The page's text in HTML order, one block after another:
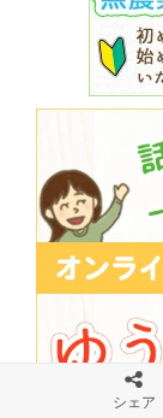
シェア